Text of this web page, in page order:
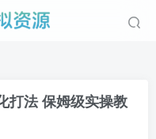
打法 保姆级实操教